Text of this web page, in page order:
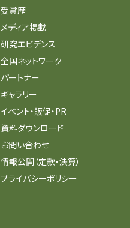
受賞歴
メディア掲載
研究エビデンス
全国ネットワーク
パートナー
ギャラリー
イベント・販促・PR
資料ダウンロード
お問い合わせ
情報公開（定款・決算）
プライバシーポリシー